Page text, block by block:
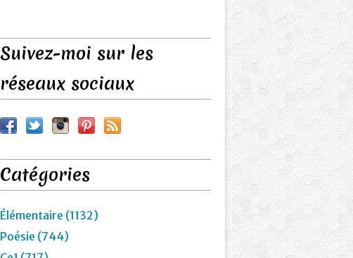
Suivez-moi sur les
réseaux sociaux
Catégories
Élémentaire (1132)
Poésie (744)